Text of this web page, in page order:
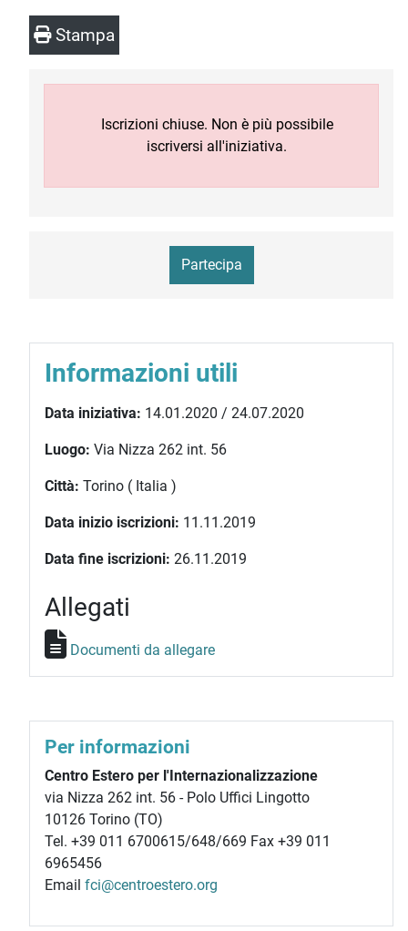
Stampa
Iscrizioni chiuse. Non è più possibile
iscriversi all'iniziativa.
Partecipa
Informazioni utili
Data iniziativa: 14.01.2020 / 24.07.2020
Luogo: Via Nizza 262 int. 56
Città: Torino ( Italia )
Data inizio iscrizioni: 11.11.2019
Data fine iscrizioni: 26.11.2019
Allegati
Documenti da allegare
Per informazioni
Centro Estero per l'Internazionalizzazione
via Nizza 262 int. 56 - Polo Uffici Lingotto
10126 Torino (TO)
Tel. +39 011 6700615/648/669 Fax +39 011
6965456
Email fci@centroestero.org